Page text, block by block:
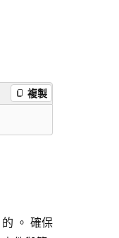
複製
的 。 確保